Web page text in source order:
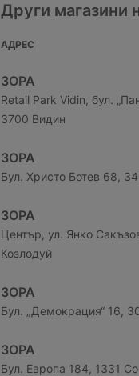
Други магазини
АДРЕС
ЗОРА
Retail Park Vidin, бул.
3700 Видин
ЗОРА
Бул. Христо Ботев 68,
ЗОРА
Център, ул. Янко
Козлодуй
ЗОРА
Бул. „Демокрация“ 16,
ЗОРА
Бул. Европа 184, 1331